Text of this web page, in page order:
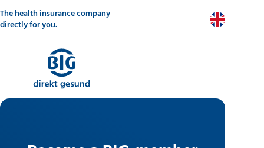
to
main
content
The health insurance company
directly for you.